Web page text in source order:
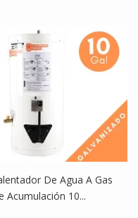
De Agua A Gas
Acumulación 10...